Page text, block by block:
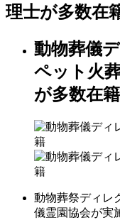
理士が多数在
動物葬儀
ペット火
が多数在籍
動物葬祭ディレ
儀霊園協会が実